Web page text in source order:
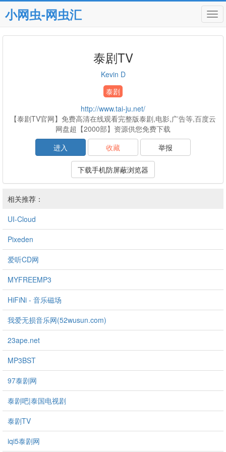
小网虫-网虫汇
泰剧TV
Kevin D
泰剧
http://www.tai-ju.net/
【泰剧TV官网】免费高清在线观看完整版泰剧,电影,广告等,百度云
网盘超【2000部】资源供您免费下载
进入
收藏 举报
下载手机防屏蔽浏览器
相关推荐：
UI-Cloud
Pixeden
爱听CD网
MYFREEMP3
HiFiNi - 音乐磁场
我爱无损音乐网(52wusun.com)
23ape.net
MP3BST
97泰剧网
泰剧吧|泰国电视剧
泰剧TV
iqi5泰剧网